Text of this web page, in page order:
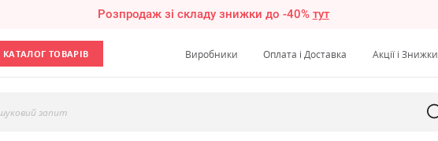
Розпродаж зі складу знижки до -40% тут
КАТАЛОГ ТОВАРІВ Виробники Оплата і Доставка Акції і Знижки
запит